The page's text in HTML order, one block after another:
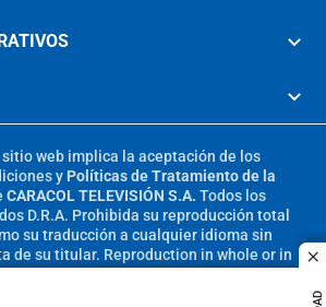
sitio web implica la aceptación de los
y Políticas de Tratamiento de la
CARACOL TELEVISIÓN S.A. Todos los
D.R.A. Prohibida su reproducción total
su traducción a cualquier idioma sin
de su titular. Reproduction in whole or in